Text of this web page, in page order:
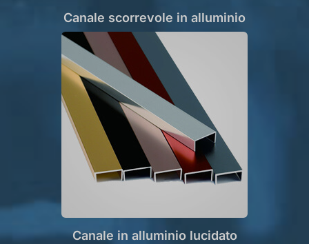
Canale scorrevole in alluminio
Canale in alluminio lucidato